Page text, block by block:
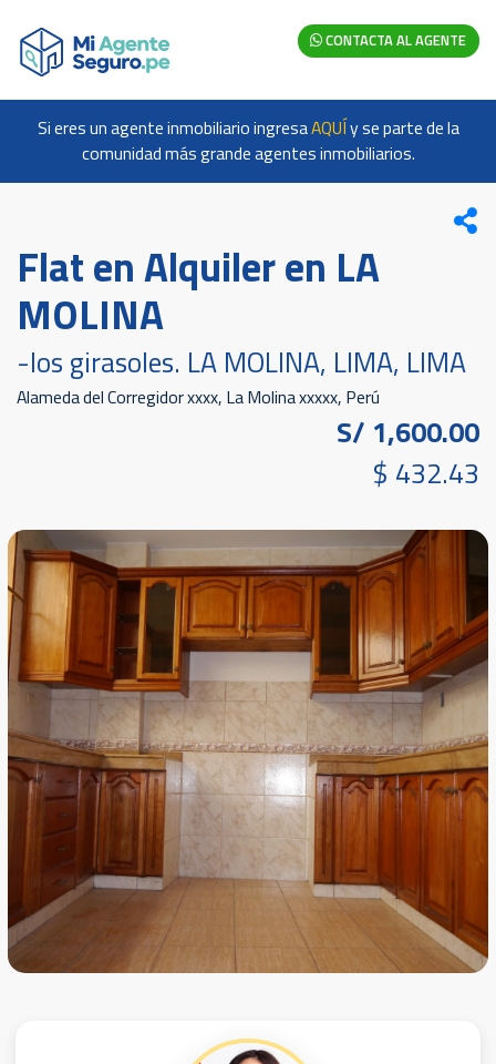
CONTACTA AL AGENTE
Si eres un agente inmobiliario ingresaAQUÍy se parte de la
comunidad más grande agentes inmobiliarios.
Flat en Alquiler en LA
MOLINA
-los girasoles. LA MOLINA, LIMA, LIMA
Alameda del Corregidor xxxx, La Molina xxxxx, Perú
S/ 1,600.00
$ 432.43